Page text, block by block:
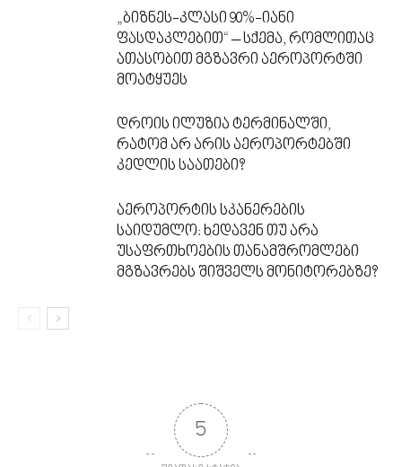
„ბიზნეს-კლასი 90%-იანი
ფასდაკლებით“ – სქემა, რომლითაც
ათასობით მგზავრი აეროპორტში
მოატყუეს
დროის ილუზია ტერმინალში,
რატომ არ არის აეროპორტებში
კედლის საათები?
აეროპორტის სკანერების
საიდუმლო: ხედავენ თუ არა
უსაფრთხოების თანამშრომლები
მგზავრებს შიშველს მონიტორებზე?
5